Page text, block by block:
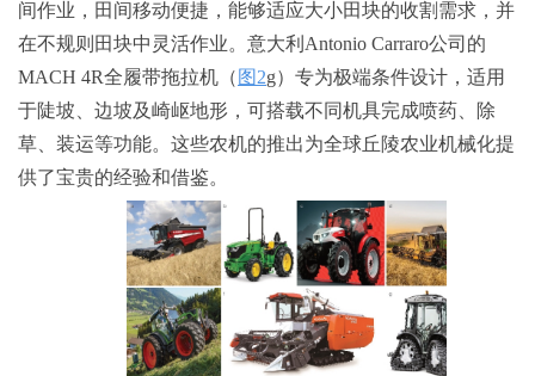
间作业，田间移动便捷，能够适应大小田块的收割需求，并
在不规则田块中灵活作业。意大利Antonio Carraro公司的
MACH 4R全履带拖拉机（ 图2g）专为极端条件设计，适用
于陡坡、边坡及崎岖地形，可搭载不同机具完成喷药、除
草、装运等功能。这些农机的推出为全球丘陵农业机械化提
供了宝贵的经验和借鉴。